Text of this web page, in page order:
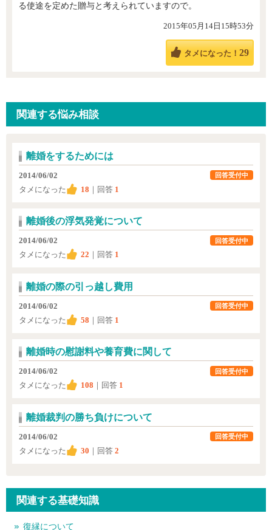
る使途を定めた贈与と考えられていますので。
2015年05月14日15時53分
タメになった！ 29
関連する悩み相談
離婚をするためには
2014/06/02
タメになった
18 ｜回答 1
回答受付中
離婚後の浮気発覚について
2014/06/02
タメになった
22 ｜回答 1
回答受付中
離婚の際の引っ越し費用
2014/06/02
タメになった
58 ｜回答 1
回答受付中
離婚時の慰謝料や養育費に関して
2014/06/02
タメになった
108 ｜回答 1
回答受付中
離婚裁判の勝ち負けについて
2014/06/02
タメになった
30 ｜回答 2
回答受付中
関連する基礎知識
復縁について